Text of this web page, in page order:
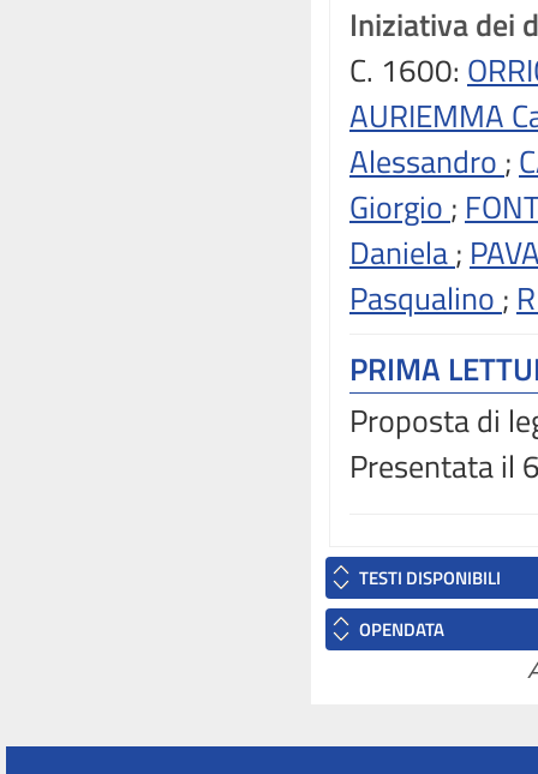
Iniziativa dei
C. 1600:
AURIEMMA
Alessandro ;
Giorgio ;
Daniela;
Pasqualino ;
PRIMA
Proposta di
Presentata il
TESTI DISPONIBILI
OPENDATA